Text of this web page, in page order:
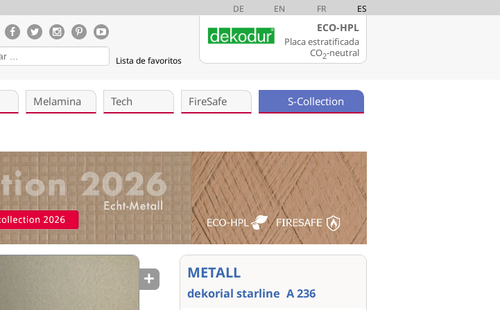
DE EN FR ES
Lista de favoritos
ECO-HPL
Placa estratificada
CO2-neutral
Melamina Tech FireSafe S-Collection
METALL
dekorial starline A 236